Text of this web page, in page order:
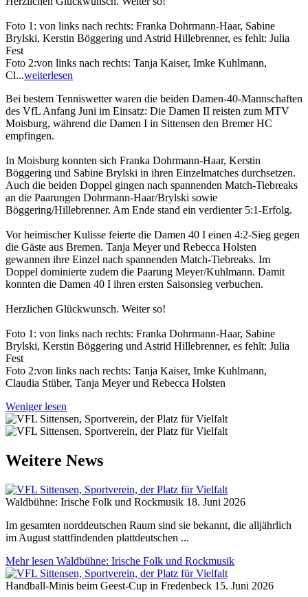
Foto 1: von links nach rechts: Franka Dohrmann-Haar, Sabine
Brylski, Kerstin Böggering und Astrid Hillebrenner, es fehlt: Julia
Fest
Foto 2:von links nach rechts: Tanja Kaiser, Imke Kuhlmann,
Cl...weiterlesen
Bei bestem Tenniswetter waren die beiden Damen-40-Mannschaften
des VfL Anfang Juni im Einsatz: Die Damen II reisten zum MTV
Moisburg, während die Damen I in Sittensen den Bremer HC
empfingen.
In Moisburg konnten sich Franka Dohrmann-Haar, Kerstin
Böggering und Sabine Brylski in ihren Einzelmatches durchsetzen.
Auch die beiden Doppel gingen nach spannenden Match-Tiebreaks
an die Paarungen Dohrmann-Haar/Brylski sowie
Böggering/Hillebrenner. Am Ende stand ein verdienter 5:1-Erfolg.
Vor heimischer Kulisse feierte die Damen 40 I einen 4:2-Sieg gegen
die Gäste aus Bremen. Tanja Meyer und Rebecca Holsten
gewannen ihre Einzel nach spannenden Match-Tiebreaks. Im
Doppel dominierte zudem die Paarung Meyer/Kuhlmann. Damit
konnten die Damen 40 I ihren ersten Saisonsieg verbuchen.
Herzlichen Glückwunsch. Weiter so!
Foto 1: von links nach rechts: Franka Dohrmann-Haar, Sabine
Brylski, Kerstin Böggering und Astrid Hillebrenner, es fehlt: Julia
Fest
Foto 2:von links nach rechts: Tanja Kaiser, Imke Kuhlmann,
Claudia Stüber, Tanja Meyer und Rebecca Holsten
Weniger lesen
Weitere News
Waldbühne: Irische Folk und Rockmusik 18. Juni 2026
Im gesamten norddeutschen Raum sind sie bekannt, die alljährlich
im August stattfindenden plattdeutschen ...
Mehr lesen Waldbühne: Irische Folk und Rockmusik
Handball-Minis beim Geest-Cup in Fredenbeck 15. Juni 2026